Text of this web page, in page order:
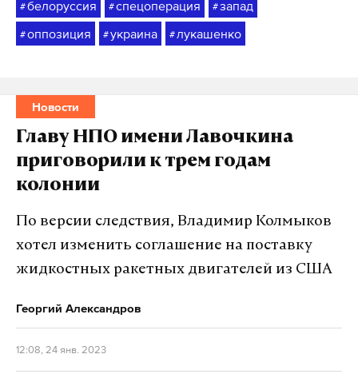
#белоруссия #спецоперация #запад
#оппозиция #украина # лукашенко
Новости
Главу НПО имени Лавочкина
приговорили к трем годам
колонии
По версии следствия, Владимир Колмыков
хотел изменить соглашение на поставку
жидкостных ракетных двигателей из США
Георгий Александров
12:08, 24 янв. 2023